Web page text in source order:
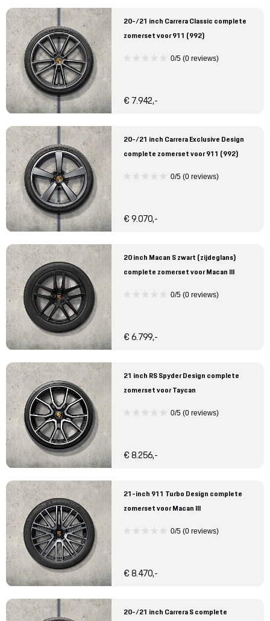
20-/21 inch Carrera Classic complete
zomerset voor 911 (992)
0/5 (0 reviews)
€ 7.942,-
20-/21 inch Carrera Exclusive Design
complete zomerset voor 911 (992)
0/5 (0 reviews)
€ 9.070,-
20 inch Macan S zwart (zijdeglans)
complete zomerset voor Macan III
0/5 (0 reviews)
€ 6.799,-
21 inch RS Spyder Design complete
zomerset voor Taycan
0/5 (0 reviews)
€ 8.256,-
21-inch 911 Turbo Design complete
zomerset voor Macan III
0/5 (0 reviews)
€ 8.470,-
20-/21 inch Carrera S complete